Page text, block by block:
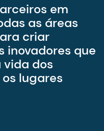
em
as áreas
criar
inovadores que
vida dos
lugares